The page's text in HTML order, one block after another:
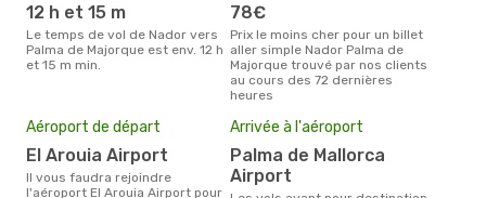
12 h et 15 m
Le temps de vol de Nador vers
Palma de Majorque est env. 12 h
et 15 m min.
78€
Prix le moins cher pour un billet
aller simple Nador Palma de
Majorque trouvé par nos clients
au cours des 72 dernières
heures
Aéroport de départ
El Arouia Airport
Il vous faudra rejoindre
l'aéroport El Arouia Airport pour
Arrivée à l'aéroport
Palma de Mallorca
Airport